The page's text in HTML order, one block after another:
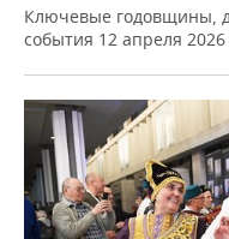
Ключевые годовщины,
события 12 апреля 2026